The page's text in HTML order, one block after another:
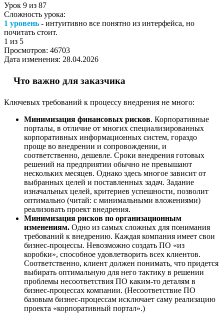
Урок 9 из 87
Сложность урока:
1 уровень - интуитивно все понятно из интерфейса, но
почитать стоит.
1 из 5
Просмотров: 46703
Дата изменения: 28.04.2026
Что важно для заказчика
Ключевых требований к процессу внедрения не много:
Минимизация финансовых рисков. Корпоративные
порталы, в отличие от многих специализированных
корпоративных информационных систем, гораздо
проще во внедрении и сопровождении, и
соответственно, дешевле. Сроки внедрения готовых
решений на предприятии обычно не превышают
нескольких месяцев. Однако здесь многое зависит от
выбранных целей и поставленных задач. Задание
изначальных целей, критериев успешности, позволит
оптимально (читай: с минимальными вложениями)
реализовать проект внедрения.
Минимизация рисков по организационным
изменениям. Одно из самых сложных для понимания
требований к внедрению. Каждая компания имеет свои
бизнес-процессы. Невозможно создать ПО «из
коробки», способное удовлетворить всех клиентов.
Соответственно, клиент должен понимать, что придется
выбирать оптимальную для него тактику в решении
проблемы несоответствия ПО каким-то деталям в
бизнес-процессах компании. (Несоответствие ПО
базовым бизнес-процессам исключает саму реализацию
проекта «корпоративный портал».)